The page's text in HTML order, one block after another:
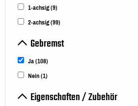
1-achsig(9)
2-achsig(99)
Gebremst
Ja(108)
Nein(1)
Eigenschaften / Zubehör